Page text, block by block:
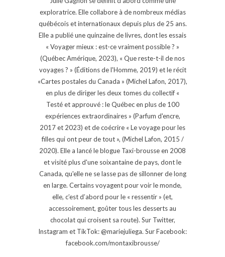
exploratrice. Elle collabore à de nombreux médias
québécois et internationaux depuis plus de 25 ans.
Elle a publié une quinzaine de livres, dont les essais
« Voyager mieux : est-ce vraiment possible ? »
(Québec Amérique, 2023), « Que reste-t-il de nos
voyages ? » (Éditions de l'Homme, 2019) et le récit
«Cartes postales du Canada » (Michel Lafon, 2017),
en plus de diriger les deux tomes du collectif «
Testé et approuvé : le Québec en plus de 100
expériences extraordinaires » (Parfum d'encre,
2017 et 2023) et de coécrire « Le voyage pour les
filles qui ont peur de tout », (Michel Lafon, 2015 /
2020). Elle a lancé le blogue Taxi-brousse en 2008
et visité plus d'une soixantaine de pays, dont le
Canada, qu'elle ne se lasse pas de sillonner de long
en large. Certains voyagent pour voir le monde,
elle, c’est d’abord pour le « ressentir » (et,
accessoirement, goûter tous les desserts au
chocolat qui croisent sa route). Sur Twitter,
Instagram et TikTok: @mariejuliega. Sur Facebook:
facebook.com/montaxibrousse/